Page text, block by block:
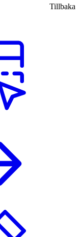
Tillbaka